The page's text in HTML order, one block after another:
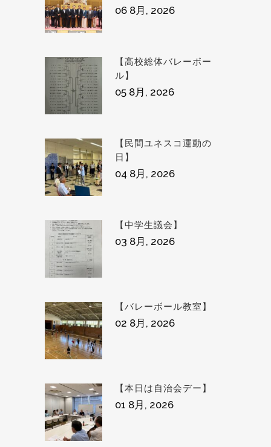
06 8月, 2026
【高校総体バレーボー
ル】
05 8月, 2026
【民間ユネスコ運動の
日】
04 8月, 2026
【中学生議会】
03 8月, 2026
【バレーボール教室】
02 8月, 2026
【本日は自治会デー】
01 8月, 2026